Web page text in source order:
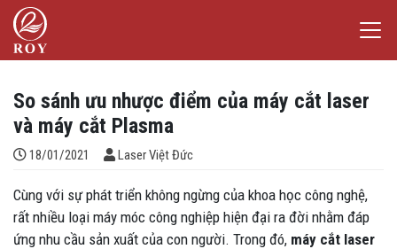
Chuyển đến nội dung
Laser Việt Đức
So sánh ưu nhược điểm của máy cắt laser
và máy cắt Plasma
18/01/2021 Đăng bởi
Laser Việt Đức
Cùng với sự phát triển không ngừng của khoa học công nghệ,
rất nhiều loại máy móc công nghiệp hiện đại ra đời nhằm đáp
ứng nhu cầu sản xuất của con người. Trong đó, máy cắt laser